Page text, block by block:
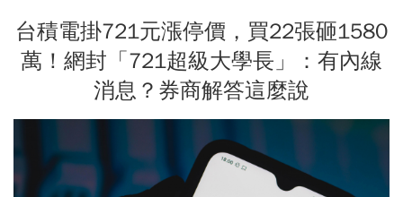
台積電掛721元漲停價，買22張砸1580
萬！網封「721超級大學長」：有內線
消息？券商解答這麼說